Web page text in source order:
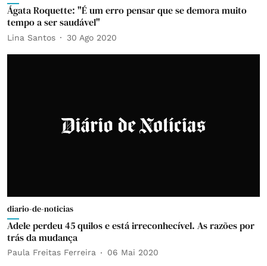
Ágata Roquette: "É um erro pensar que se demora muito
tempo a ser saudável"
Lina Santos 30 Ago 2020
diario-de-noticias
Adele perdeu 45 quilos e está irreconhecível. As razões por
trás da mudança
Paula Freitas Ferreira 06 Mai 2020